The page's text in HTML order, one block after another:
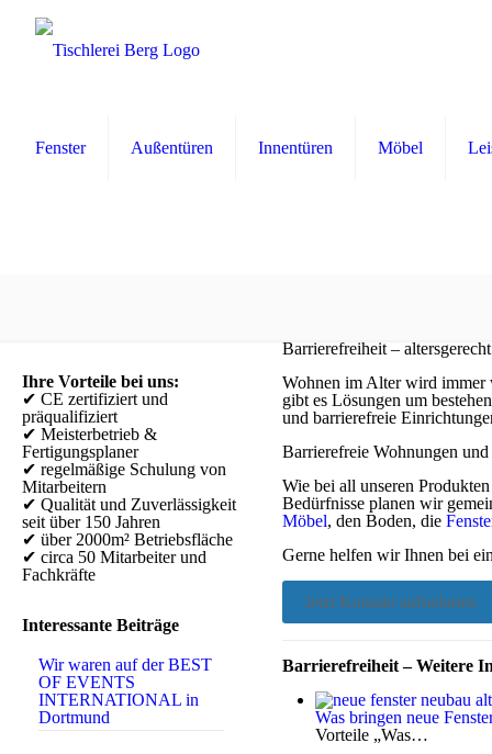
Fenster Außentüren Innentüren Möbel
Barrierefreiheit –
Wohnen im Alter wird immer
gibt es Lösungen um
und barrierefreie
Barrierefreie Wohnungen
Wie bei all unseren
Bedürfnisse planen wir
Möbel, den Boden, die
Gerne helfen wir Ihnen bei
Jetzt Kontakt aufnehmen
Barrierefreiheit – Weitere
Was bringen neue
Vorteile „Was…
Ihre Vorteile bei uns:
✔ CE zertifiziert und
präqualifiziert
✔ Meisterbetrieb &
Fertigungsplaner
✔ regelmäßige Schulung von
Mitarbeitern
✔ Qualität und Zuverlässigkeit
seit über 150 Jahren
✔ über 2000m² Betriebsfläche
✔ circa 50 Mitarbeiter und
Fachkräfte
Interessante Beiträge
Wir waren auf der BEST
OF EVENTS
INTERNATIONAL in
Dortmund